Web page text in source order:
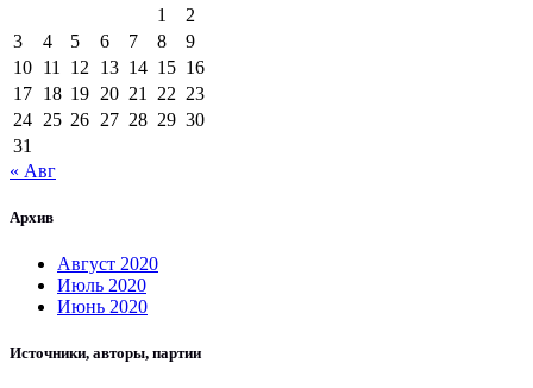
1
2
3
4 5 6 7 8
9
10 11 12 13 14 15 16
17 18 19 20 21 22 23
24 25 26 27 28 29 30
31
« Авг
Архив
Август 2020
Июль 2020
Июнь 2020
Источники, авторы, партии